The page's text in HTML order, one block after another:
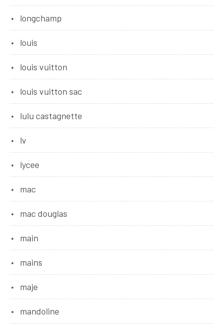
longchamp
louis
louis vuitton
louis vuitton sac
lulu castagnette
lv
lycee
mac
mac douglas
main
mains
maje
mandoline